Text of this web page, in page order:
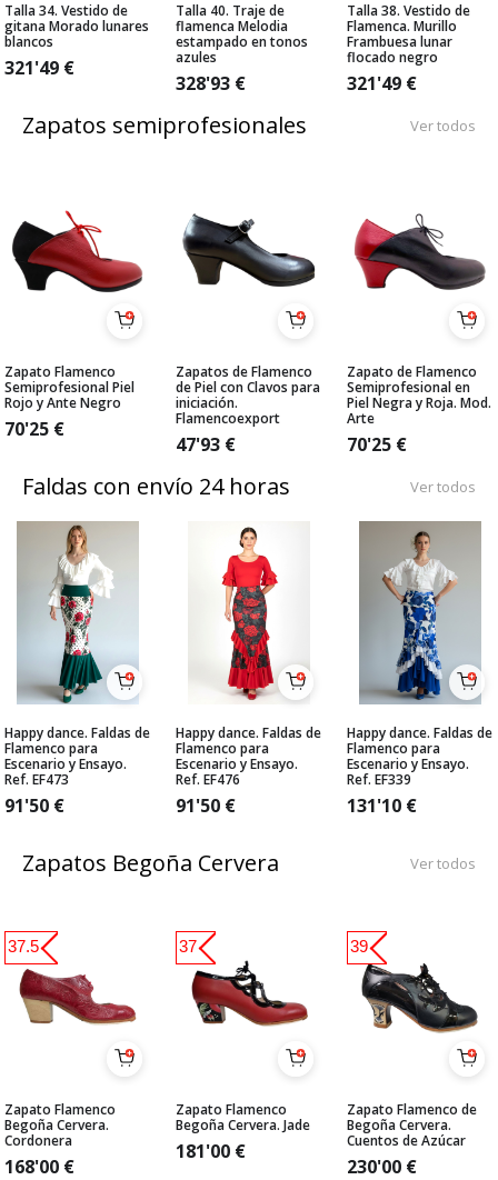
Talla 34. Vestido de
gitana Morado lunares
blancos
321'49 €
Talla 40. Traje de
flamenca Melodia
estampado en tonos
azules
328'93 €
Talla 38. Vestido de
Flamenca. Murillo
Frambuesa lunar
flocado negro
321'49 €
Zapatos semiprofesionales Ver todos
Zapato Flamenco
Semiprofesional Piel
Rojo y Ante Negro
70'25 €
Zapatos de Flamenco
de Piel con Clavos para
iniciación.
Flamencoexport
47'93 €
Zapato de Flamenco
Semiprofesional en
Piel Negra y Roja. Mod.
Arte
70'25 €
Faldas con envío 24 horas Ver todos
Happy dance. Faldas de
Flamenco para
Escenario y Ensayo.
Ref. EF473
91'50 €
Happy dance. Faldas de
Flamenco para
Escenario y Ensayo.
Ref. EF476
91'50 €
Happy dance. Faldas de
Flamenco para
Escenario y Ensayo.
Ref. EF339
131'10 €
Zapatos Begoña Cervera Ver todos
Zapato Flamenco
Begoña Cervera.
Cordonera
168'00 €
37.5
Zapato Flamenco
Begoña Cervera. Jade
181'00 €
37
Zapato Flamenco de
Begoña Cervera.
Cuentos de Azúcar
230'00 €
39